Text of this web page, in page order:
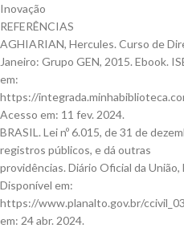
Inovação
REFERÊNCIAS
AGHIARIAN, Hercules. Curso de
Janeiro: Grupo GEN, 2015. Ebook.
em:
https://
Acesso em: 11 fev. 2024.
BRASIL. Lei nº 6.015, de 31 de
registros públicos, e dá outras
providências. Diário Oficial da União,
Disponível em:
https://www.planalto.gov.br/
em: 24 abr. 2024.